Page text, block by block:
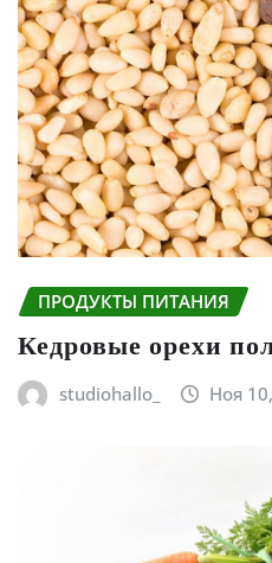
ПРОДУКТЫ ПИТАНИЯ
Кедровые орехи
studiohallo_ Ноя